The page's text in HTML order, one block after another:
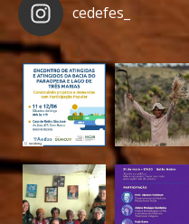
cedefes_